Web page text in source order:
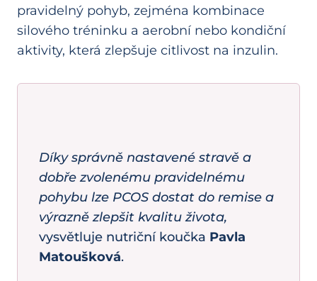
pravidelný pohyb, zejména kombinace
silového tréninku a aerobní nebo kondiční
aktivity, která zlepšuje citlivost na inzulin.
Díky správně nastavené stravě a
dobře zvolenému pravidelnému
pohybu lze PCOS dostat do remise a
výrazně zlepšit kvalitu života,
vysvětluje nutriční koučka Pavla
Matoušková.